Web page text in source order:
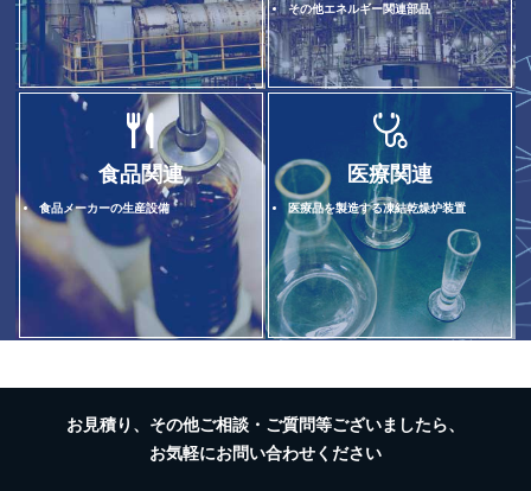
その他エネルギー関連部品
食品関連
食品メーカーの生産設備
医療関連
医療品を製造する凍結乾燥炉装置
お見積り、その他ご相談・ご質問等ございましたら、
お気軽にお問い合わせください